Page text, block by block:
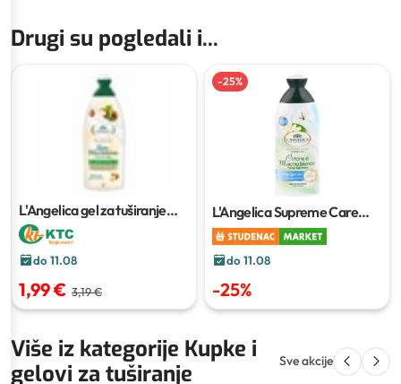
Drugi su pogledali i...
L'Angelica gel za tuširanje
500 ml
do 11.08
1,99 € 3,19 €
-25%
L'Angelica Supreme Care
Bath & Shower Gel
do 11.08
-25%
Više iz kategorije Kupke i
gelovi za tuširanje
Sve akcije